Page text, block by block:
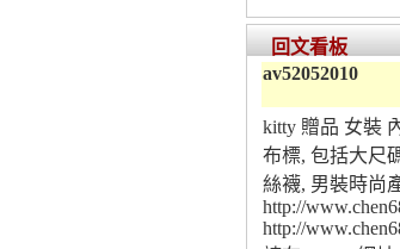
回文看板
av52052010
kitty 贈品 女裝
布標, 包括大尺
絲襪, 男裝時尚
http://
http://